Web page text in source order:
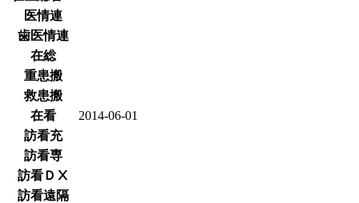
医情連
歯医情連
在総
重患搬
救患搬
在看
2014-06-01
訪看充
訪看専
訪看ＤⅩ
訪看遠隔